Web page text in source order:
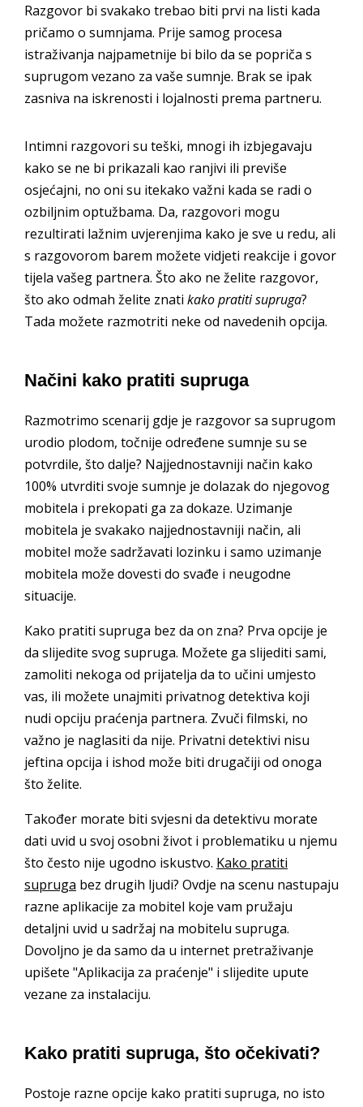
Razgovor bi svakako trebao biti prvi na listi kada
pričamo o sumnjama. Prije samog procesa
istraživanja najpametnije bi bilo da se popriča s
suprugom vezano za vaše sumnje. Brak se ipak
zasniva na iskrenosti i lojalnosti prema partneru.
Intimni razgovori su teški, mnogi ih izbjegavaju
kako se ne bi prikazali kao ranjivi ili previše
osjećajni, no oni su itekako važni kada se radi o
ozbiljnim optužbama. Da, razgovori mogu
rezultirati lažnim uvjerenjima kako je sve u redu, ali
s razgovorom barem možete vidjeti reakcije i govor
tijela vašeg partnera. Što ako ne želite razgovor,
što ako odmah želite znati kako pratiti supruga?
Tada možete razmotriti neke od navedenih opcija.
Načini kako pratiti supruga
Razmotrimo scenarij gdje je razgovor sa suprugom
urodio plodom, točnije određene sumnje su se
potvrdile, što dalje? Najjednostavniji način kako
100% utvrditi svoje sumnje je dolazak do njegovog
mobitela i prekopati ga za dokaze. Uzimanje
mobitela je svakako najjednostavniji način, ali
mobitel može sadržavati lozinku i samo uzimanje
mobitela može dovesti do svađe i neugodne
situacije.
Kako pratiti supruga bez da on zna? Prva opcije je
da slijedite svog supruga. Možete ga slijediti sami,
zamoliti nekoga od prijatelja da to učini umjesto
vas, ili možete unajmiti privatnog detektiva koji
nudi opciju praćenja partnera. Zvuči filmski, no
važno je naglasiti da nije. Privatni detektivi nisu
jeftina opcija i ishod može biti drugačiji od onoga
što želite.
Također morate biti svjesni da detektivu morate
dati uvid u svoj osobni život i problematiku u njemu
što često nije ugodno iskustvo. Kako pratiti
supruga bez drugih ljudi? Ovdje na scenu nastupaju
razne aplikacije za mobitel koje vam pružaju
detaljni uvid u sadržaj na mobitelu supruga.
Dovoljno je da samo da u internet pretraživanje
upišete "Aplikacija za praćenje" i slijedite upute
vezane za instalaciju.
Kako pratiti supruga, što očekivati?
Postoje razne opcije kako pratiti supruga, no isto